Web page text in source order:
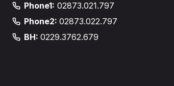
Phone1: 02873.021.797
Phone2: 02873.022.797
BH: 0229.3762.679